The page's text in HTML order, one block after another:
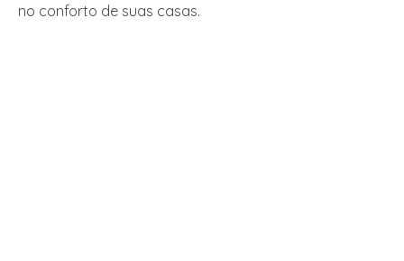
no conforto de suas casas.